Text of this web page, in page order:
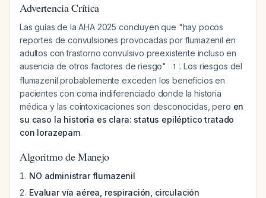
Advertencia Crítica
Las guías de la AHA 2025 concluyen que "hay pocos
reportes de convulsiones provocadas por flumazenil en
adultos con trastorno convulsivo preexistente incluso en
ausencia de otros factores de riesgo"
1 . Los riesgos del
flumazenil probablemente exceden los beneficios en
pacientes con coma indiferenciado donde la historia
médica y las cointoxicaciones son desconocidas, pero en
su caso la historia es clara: status epiléptico tratado
con lorazepam.
Algoritmo de Manejo
NO administrar flumazenil
Evaluar vía aérea, respiración, circulación